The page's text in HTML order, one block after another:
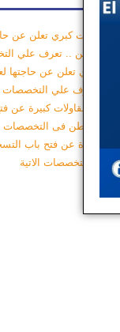
مقاولات كبري تعلن عن
الباطن .. تعرف علي
كبري تعلن عن حاجتها
.. تعرف علي التخصصات
شركة مقاولات كبيرة عن
الباطن فى التخصصات
كبيرة عن فتح باب
فى التخصصات الاتية